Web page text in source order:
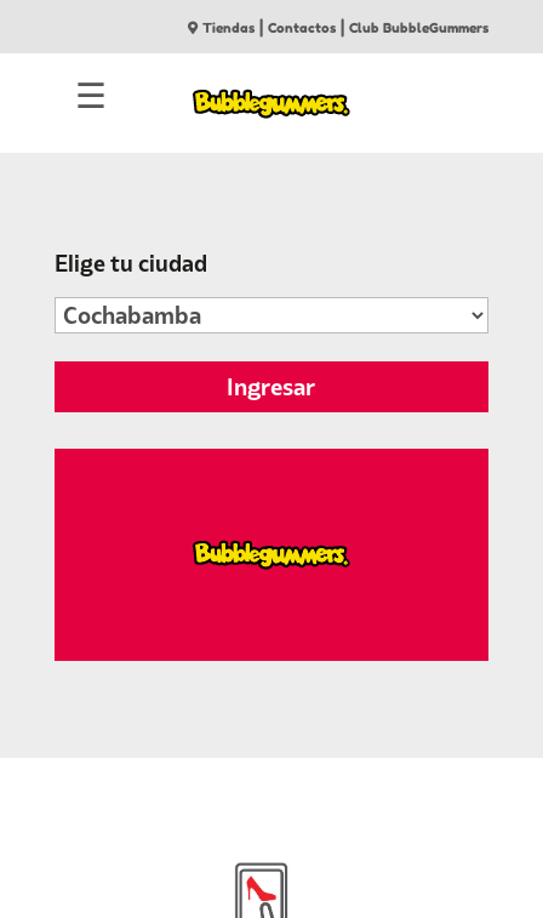
Tiendas |Contactos |Club BubbleGummers
☰
Elige tu ciudad
Ingresar